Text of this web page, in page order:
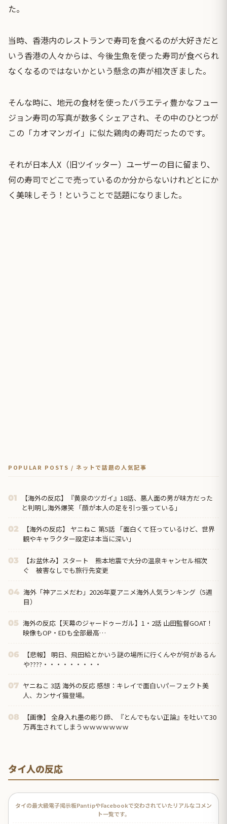
た。
当時、香港内のレストランで寿司を食べるのが大好きだと
いう香港の人々からは、今後生魚を使った寿司が食べられ
なくなるのではないかという懸念の声が相次ぎました。
そんな時に、地元の食材を使ったバラエティ豊かなフュー
ジョン寿司の写真が数多くシェアされ、その中のひとつが
この「カオマンガイ」に似た鶏肉の寿司だったのです。
それが日本人X（旧ツイッター）ユーザーの目に留まり、
何の寿司でどこで売っているのか分からないけれどとにか
く美味しそう！ということで話題になりました。
POPULAR POSTS / ネットで話題の人気記事
01
【海外の反応】『黄泉のツガイ』18話、悪人面の男が味方だった
と判明し海外爆笑 「顔が本人の足を引っ張っている」
02
【海外の反応】 ヤニねこ 第5話 「面白くて狂っているけど、世界
観やキャラクター設定は本当に深い」
03
【お盆休み】スタート 熊本地震で大分の温泉キャンセル相次
ぐ 被害なしでも旅行先変更
04 海外「神アニメだわ」2026年夏アニメ海外人気ランキング（5週
目）
05 海外の反応【天幕のジャードゥーガル】1・2話 山田監督GOAT！
映像もOP・EDも全部最高…
06
【悲報】 明日、飛田給とかいう謎の場所に行くんやが何があるん
や????・・・・・・・・・
07 ヤニねこ 3話 海外の反応 感想：キレイで面白いパーフェクト美
人、カンサイ猫登場。
08
【画像】 全身入れ墨の彫り師、『とんでもない正論』を吐いて30
万再生されてしまうｗｗｗｗｗｗｗ
タイ人の反応
タイの最大級電子掲示板PantipやFacebookで交わされていたリアルなコメン
ト一覧です。